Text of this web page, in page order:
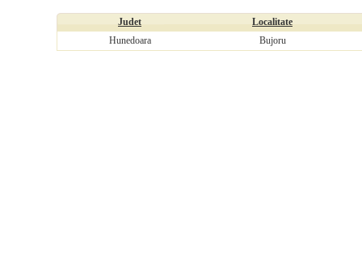
Judet
Localitate
Hunedoara
Bujoru